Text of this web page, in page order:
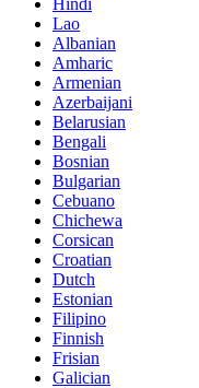
Lao
Albanian
Amharic
Armenian
Azerbaijani
Belarusian
Bengali
Bosnian
Bulgarian
Cebuano
Chichewa
Corsican
Croatian
Dutch
Estonian
Filipino
Finnish
Frisian
Galician